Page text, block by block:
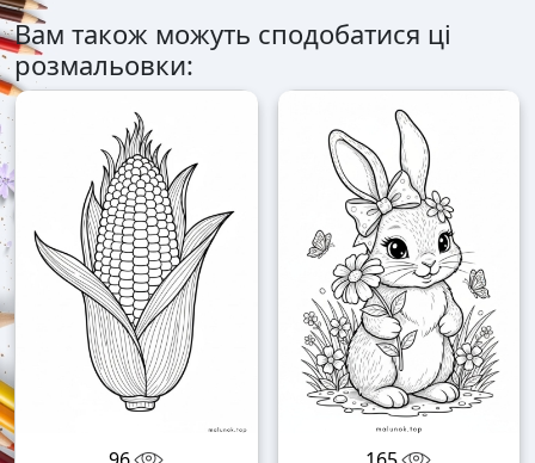
Вам також можуть сподобатися ці
розмальовки: